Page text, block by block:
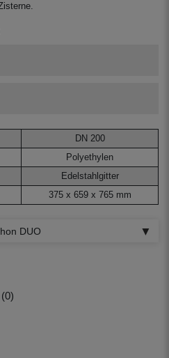
DN 200
Polyethylen
Edelstahlgitter
375 x 659 x 765 mm
DUO
(0)